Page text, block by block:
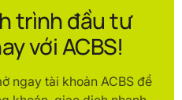
trình đầu tư
với ACBS!
ngay tài khoản ACBS để